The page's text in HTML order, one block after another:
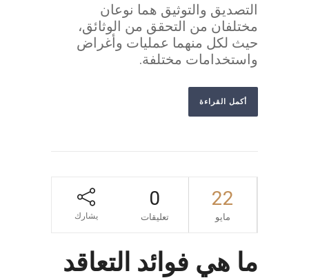
التصديق والتوثيق هما نوعان
مختلفان من التحقق من الوثائق،
حيث لكل منهما عمليات وأغراض
واستخدامات مختلفة.
أكمل القراءة
22
مايو
0
تعليقات يشارك
ما هي فوائد التعاقد